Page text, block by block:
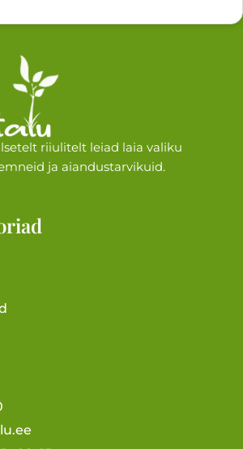
riiulitelt leiad laia valiku
ja aiandustarvikuid.